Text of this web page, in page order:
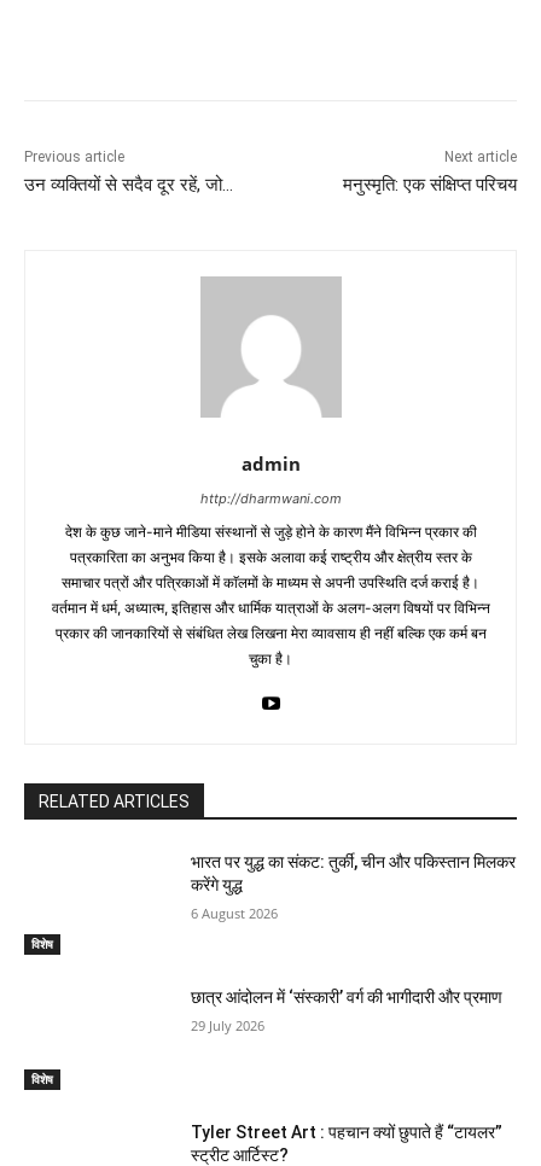
Previous article
उन व्यक्तियों से सदैव दूर रहें, जो…
Next article
मनुस्मृति: एक संक्षिप्त परिचय
admin
http://dharmwani.com
देश के कुछ जाने-माने मीडिया संस्थानों से जुड़े होने के कारण मैंने विभिन्न प्रकार की
पत्रकारिता का अनुभव किया है। इसके अलावा कई राष्ट्रीय और क्षेत्रीय स्तर के
समाचार पत्रों और पत्रिकाओं में काॅलमों के माध्यम से अपनी उपस्थिति दर्ज कराई है।
वर्तमान में धर्म, अध्यात्म, इतिहास और धार्मिक यात्राओं के अलग-अलग विषयों पर विभिन्न
प्रकार की जानकारियों से संबंधित लेख लिखना मेरा व्यावसाय ही नहीं बल्कि एक कर्म बन
चुका है।
RELATED ARTICLES
विशेष
भारत पर युद्ध का संकट: तुर्की, चीन और पकिस्तान मिलकर
करेंगे युद्ध
6 August 2026
विशेष
छात्र आंदोलन में ‘संस्कारी’ वर्ग की भागीदारी और प्रमाण
29 July 2026
Tyler Street Art : पहचान क्यों छुपाते हैं “टायलर”
स्ट्रीट आर्टिस्ट?